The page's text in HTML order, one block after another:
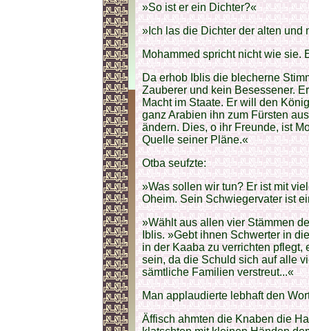
»So ist er ein Dichter?«
»Ich las die Dichter der alten und
Mohammed spricht nicht wie sie.
Da erhob Iblis die blecherne
Zauberer und kein Besessener.
Macht im Staate. Er will den
ganz Arabien ihn zum Fürsten
ändern. Dies, o ihr Freunde, ist
Quelle seiner Pläne.«
Otba seufzte:
»Was sollen wir tun? Er ist mit
Oheim. Sein Schwiegervater ist
»Wählt aus allen vier Stämmen
Iblis. »Gebt ihnen Schwerter in
in der Kaaba zu verrichten
sein, da die Schuld sich auf alle
sämtliche Familien verstreut...«
Man applaudierte lebhaft den
Äffisch ahmten die Knaben die